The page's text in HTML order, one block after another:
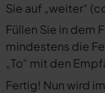
Sie auf „weiter“
Füllen Sie in dem
mindestens die
„To“ mit den
Fertig! Nun wird